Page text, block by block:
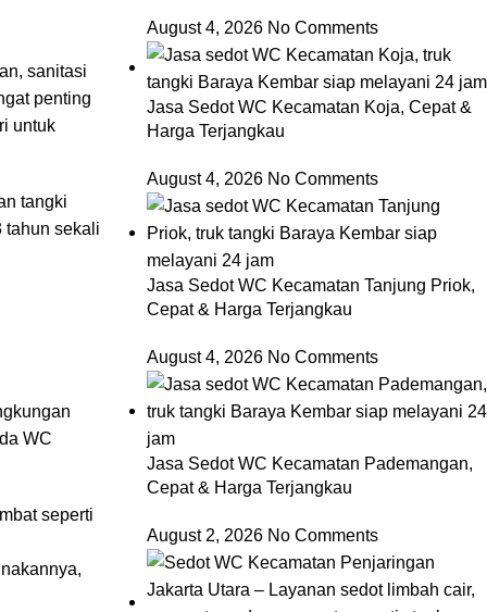
sanitasi
penting
untuk
tangki
tahun sekali
WC
seperti
August 4, 2026 No Comments
Jasa Sedot WC Kecamatan Koja, Cepat &
Harga Terjangkau
August 4, 2026 No Comments
Jasa Sedot WC Kecamatan Tanjung Priok,
Cepat & Harga Terjangkau
August 4, 2026 No Comments
Jasa Sedot WC Kecamatan Pademangan,
Cepat & Harga Terjangkau
August 2, 2026 No Comments